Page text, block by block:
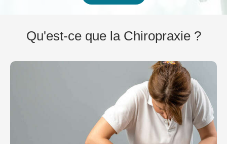
Qu'est-ce que la Chiropraxie ?